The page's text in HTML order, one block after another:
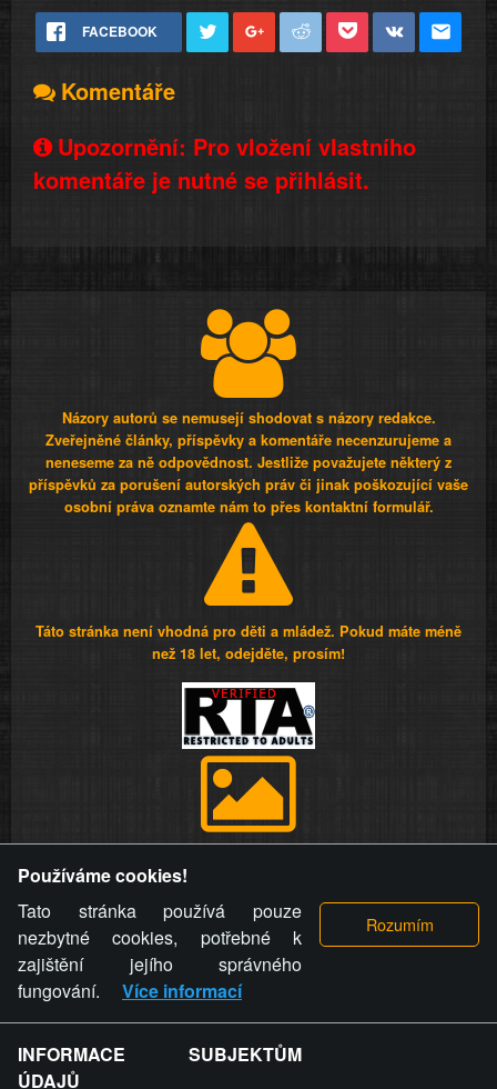
FACEBOOK
Komentáře
Upozornění: Pro vložení vlastního
komentáře je nutné se přihlásit.
Názory autorů se nemusejí shodovat s názory redakce.
Zveřejněné články, příspěvky a komentáře necenzurujeme a
neneseme za ně odpovědnost. Jestliže považujete některý z
příspěvků za porušení autorských práv či jinak poškozující vaše
osobní práva oznamte nám to přes kontaktní formulář.
Táto stránka není vhodná pro děti a mládež. Pokud máte méně
než 18 let, odejděte, prosím!
videa a komentáře. Osoba, které se toto opatření provozovatele
stránky týče, ani osoba, která umístila fotografii nebo video na
stránku, nemůže z důvodu odstranění fotografie, videa nebo
komentáře pro výše uvedenou okolnost uplatnit vůči
provozovateli stránky žádný nárok na náhradu škody nebo
nemajetkové újmy.
ZVRÁCENÝ.CZ - Svět není zvrácenej. To jen
Používáme cookies!
Tato stránka používá pouze
nezbytné cookies, potřebné k
zajištění jejího správného
fungování.
Více informací
INFORMACE SUBJEKTŮM
ÚDAJŮ